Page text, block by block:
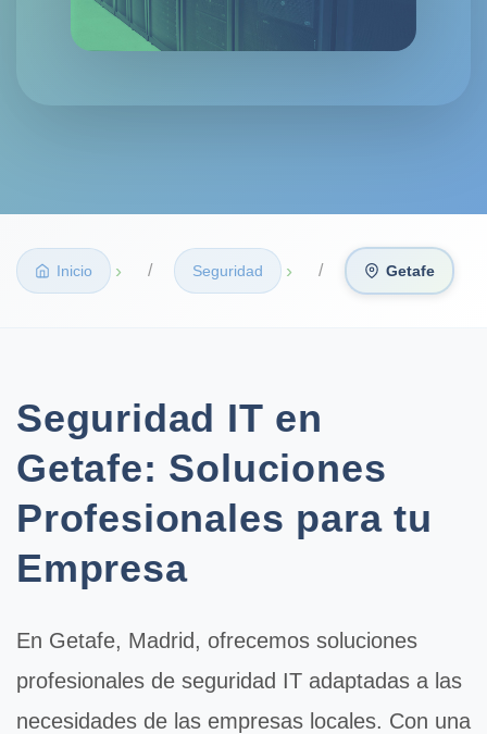
Inicio › Seguridad › Getafe
Seguridad IT en
Getafe: Soluciones
Profesionales para tu
Empresa
En Getafe, Madrid, ofrecemos soluciones
profesionales de seguridad IT adaptadas a las
necesidades de las empresas locales. Con una